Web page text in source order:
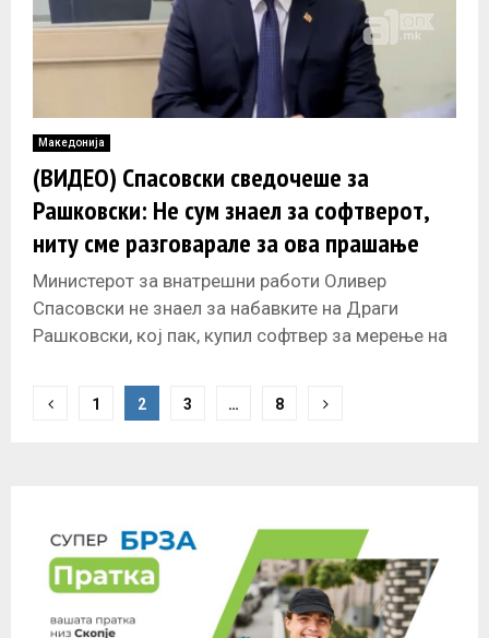
Македонија
(ВИДЕО) Спасовски сведочеше за
Рашковски: Не сум знаел за софтверот,
ниту сме разговарале за ова прашање
Министерот за внатрешни работи Оливер
Спасовски не знаел за набавките на Драги
Рашковски, кој пак, купил софтвер за мерење на
1 2 3 … 8